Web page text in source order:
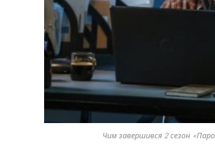
Чим завершився 2 сезон